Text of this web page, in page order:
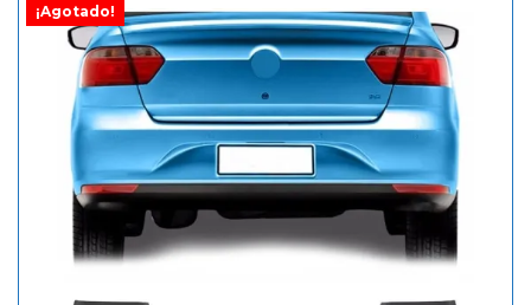
¡Agotado!